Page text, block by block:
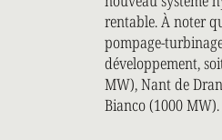
rentable. À noter
pompage-
développement,
MW), Nant de
Bianco (1000 MW).